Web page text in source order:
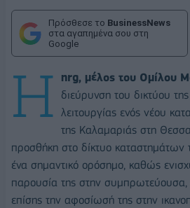
Πρόσθεσε το BusinessNews
στα αγαπημένα σου στη
Google
Η nrg, μέλος του Ομίλου
διεύρυνση του δικτύου
λειτουργίας ενός νέου
της Καλαμαριάς στη
προσθήκη στο δίκτυο καταστημάτων
ένα σημαντικό ορόσημο, καθώς
παρουσία της στην συμπρωτεύουσα,
επίσης την αφοσίωσή της στην